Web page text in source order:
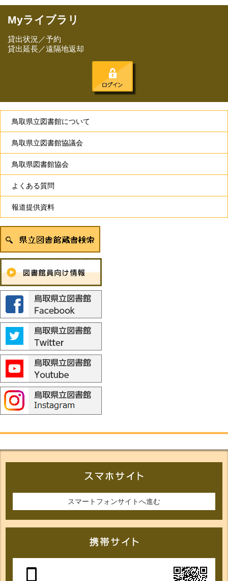
Myライブラリ
貸出状況／予約
貸出延長／遠隔地返却
鳥取県立図書館について
鳥取県立図書館協議会
鳥取県図書館協会
よくある質問
報道提供資料
スマートフォンサイトへ進む